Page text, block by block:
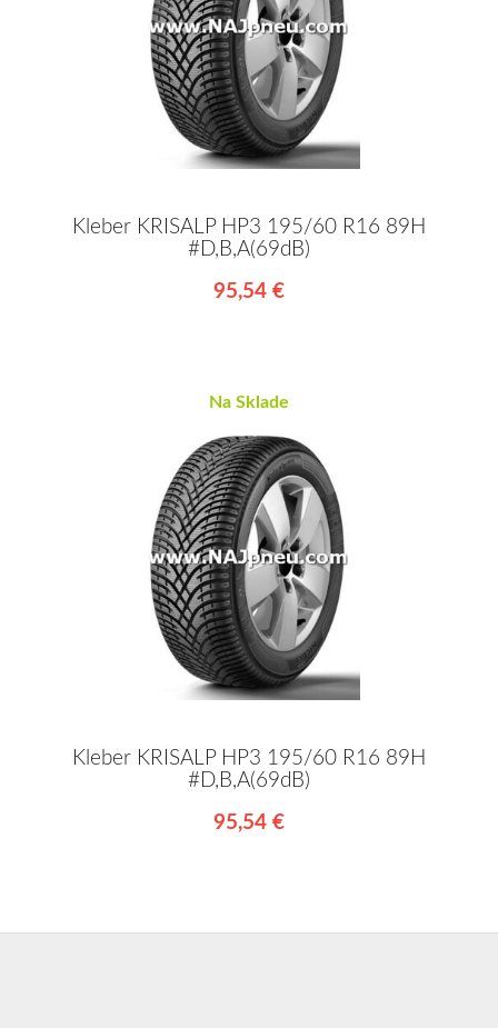
Kleber KRISALP HP3 195/60 R16 89H
#D,B,A(69dB)
95,54 €
Na Sklade
Kleber KRISALP HP3 195/60 R16 89H
#D,B,A(69dB)
95,54 €